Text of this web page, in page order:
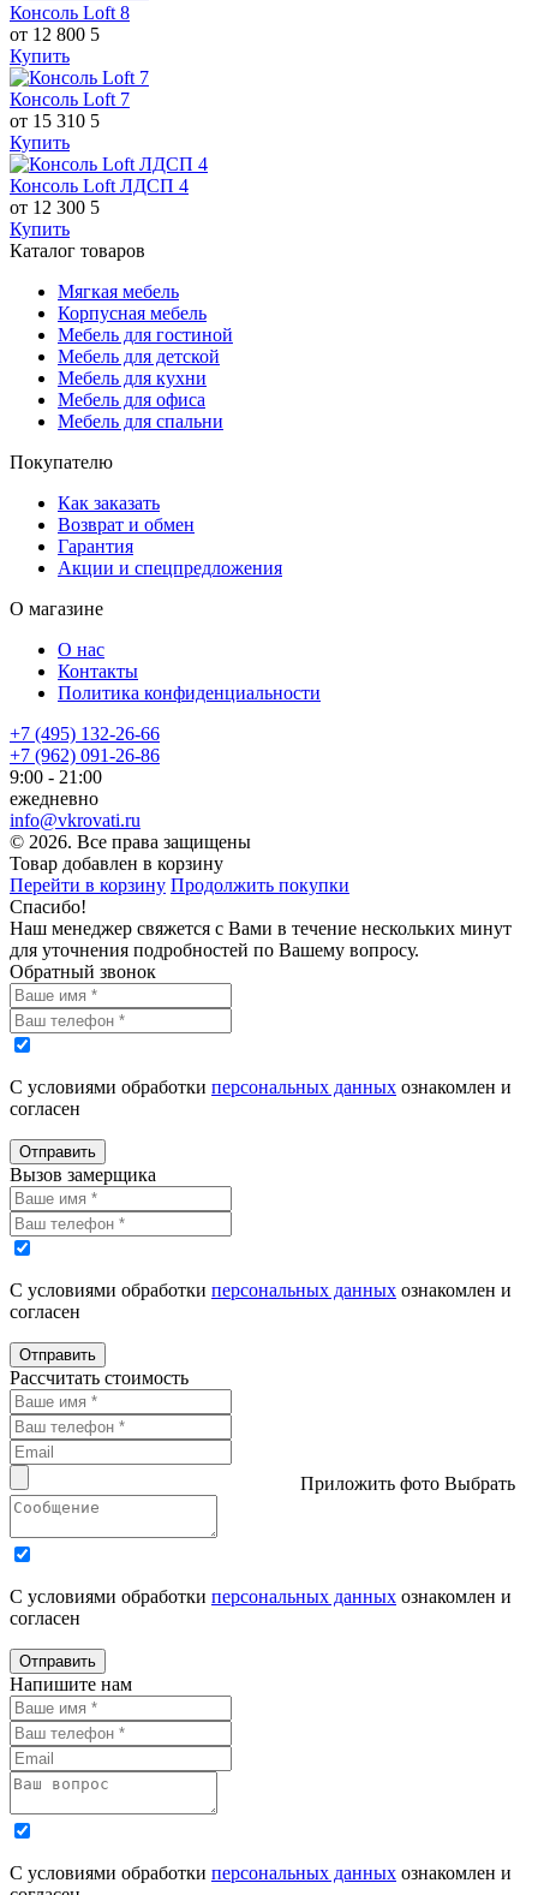
Консоль Loft 8
от 12 800 5
Купить
Консоль Loft 7
от 15 310 5
Купить
Консоль Loft ЛДСП 4
от 12 300 5
Купить
Каталог товаров
Мягкая мебель
Корпусная мебель
Мебель для гостиной
Мебель для детской
Мебель для кухни
Мебель для офиса
Мебель для спальни
Покупателю
Как заказать
Возврат и обмен
Гарантия
Акции и спецпредложения
О магазине
О нас
Контакты
Политика конфиденциальности
+7 (495) 132-26-66
+7 (962) 091-26-86
9:00 - 21:00
ежедневно
info@vkrovati.ru
© 2026. Все права защищены
Товар добавлен в корзину
Перейти в корзину Продолжить покупки
Спасибо!
Наш менеджер свяжется с Вами в течение нескольких минут
для уточнения подробностей по Вашему вопросу.
Обратный звонок
С условиями обработки персональных данных ознакомлен и
согласен
Отправить
Вызов замерщика
С условиями обработки персональных данных ознакомлен и
согласен
Отправить
Рассчитать стоимость
Приложить фото Выбрать
С условиями обработки персональных данных ознакомлен и
согласен
Отправить
Напишите нам
С условиями обработки персональных данных ознакомлен и